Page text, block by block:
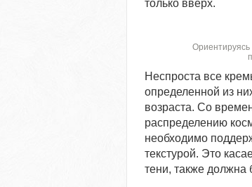
только вверх.
Ориентируясь
Неспроста все
определенной из
возраста. Со
распределению
необходимо
текстурой. Это
тени, также должна